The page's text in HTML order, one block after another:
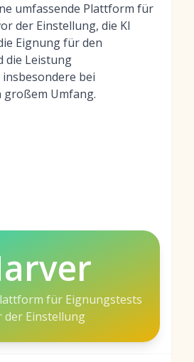
umfassende Plattform für
der Einstellung, die KI
Eignung für den
die Leistung
bei
großem Umfang.
für Eignungstests
der Einstellung